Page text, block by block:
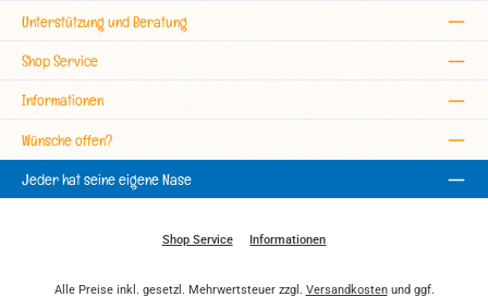
Unterstützung und Beratung
Shop Service
Informationen
Wünsche offen?
Jeder hat seine eigene Nase
Shop Service Informationen
Alle Preise inkl. gesetzl. Mehrwertsteuer zzgl. Versandkostenund ggf.